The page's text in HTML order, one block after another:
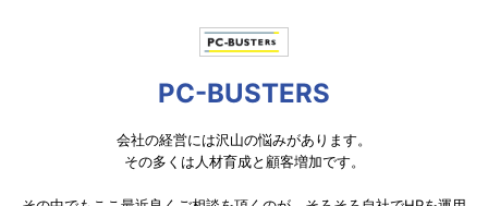
PC-BUSTERS
会社の経営には沢山の悩みがあります。
その多くは人材育成と顧客増加です。